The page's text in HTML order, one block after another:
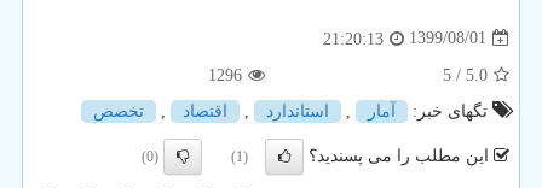
1399/08/01
21:20:13
5.0
/ 5
1296
تگهای خبر:
آمار , استاندارد , اقتصاد , تخصص
این مطلب را می پسندید؟ (1)
(0)